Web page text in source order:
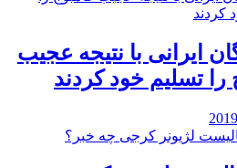
ایرانی با نتیجه عجیب
را تسلیم خود کردند